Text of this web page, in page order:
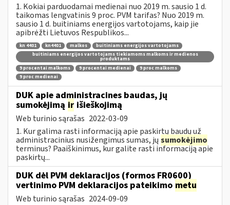
1. Kokiai parduodamai medienai nuo 2019 m. sausio 1 d.
taikomas lengvatinis 9 proc. PVM tarifas? Nuo 2019 m.
sausio 1 d. buitiniams energijos vartotojams, kaip jie
apibrėžti Lietuvos Respublikos...
kn 4401 kn4401 malkos
buitiniams energijos vartotojams
buitiniams energijos vartotojams tiekiamoms malkoms ir medienos
produktams
9 procentai malkoms
9 procentai medienai
9 proc malkoms
9 proc medienai
DUK apie administracines baudas, jų
sumokėjimą ir išieškojimą
Web turinio sąrašas 2022-03-09
1. Kur galima rasti informaciją apie paskirtų baudų už
administracinius nusižengimus sumas, jų sumokėjimo
terminus? Paaiškinimus, kur galite rasti informaciją apie
paskirtų...
DUK dėl PVM deklaracijos (formos FR0600)
vertinimo PVM deklaracijos pateikimo metu
Web turinio sąrašas 2024-09-09